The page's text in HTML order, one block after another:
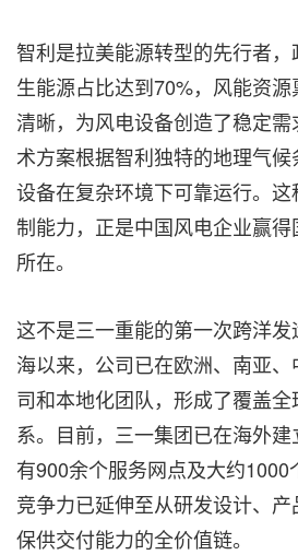
智利是拉美能源转型的先行者
生能源占比达到70%，风能资
清晰，为风电设备创造了稳定
术方案根据智利独特的地理气
设备在复杂环境下可靠运行。
制能力，正是中国风电企业赢
所在。
这不是三一重能的第一次跨洋
海以来，公司已在欧洲、南亚
司和本地化团队，形成了覆盖
系。目前，三一集团已在海外
有900余个服务网点及大约
竞争力已延伸至从研发设计、
保供交付能力的全价值链。